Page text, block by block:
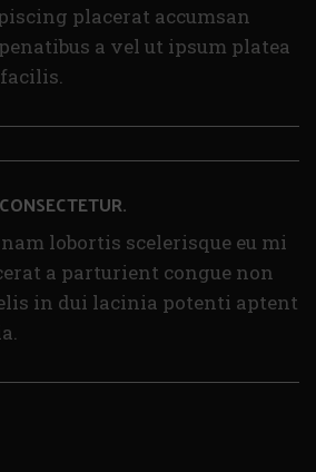
placerat accumsan
a vel ut ipsum platea
lobortis scelerisque eu mi
a parturient congue non
in dui lacinia potenti aptent